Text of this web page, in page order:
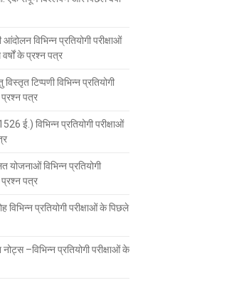
विभिन्न प्रतियोगी परीक्षाओं
के प्रश्न पत्र
टिप्पणी विभिन्न प्रतियोगी
प्रश्न पत्र
ई.) विभिन्न प्रतियोगी परीक्षाओं
योजनाओं विभिन्न प्रतियोगी
प्रश्न पत्र
विभिन्न प्रतियोगी परीक्षाओं के पिछले
–विभिन्न प्रतियोगी परीक्षाओं के